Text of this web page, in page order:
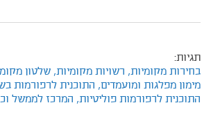
תגיות:
בחירות מקומיות, רשויות מקומיות, שלטון
מימון מפלגות ומועמדים, התוכנית לרפורמות
התוכנית לרפורמות פוליטיות, המרכז לממשל